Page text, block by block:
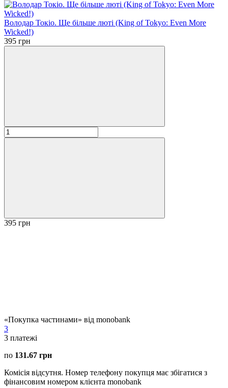
Володар Токіо. Ще більше люті (King of Tokyo: Even More
Wicked!)
395 грн
395 грн
«Покупка частинами» від monobank
3
3 платежі
по 131.67 грн
Комісія відсутня. Номер телефону покупця має збігатися з
фінансовим номером клієнта monobank